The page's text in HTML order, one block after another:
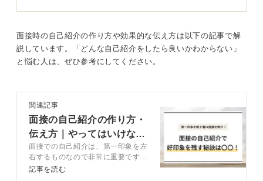
意識を持ちましょう。
制作過程を物語形式で書く！ 挑戦の意欲で締めよう
た学びをストーリー仕立てで語り、あなたの思考の深さ
を示します。
そして最後に、「今後は〇〇の領域に挑戦し、△△のよ
うな価値を生み出したい」と、未来への挑戦意欲を具体
的に掲げることで、あなたの将来性が伝わります。
面接時の自己紹介の作り方や効果的な伝え方は以下の記事で解
説しています。「どんな自己紹介をしたら良いかわからない」
と悩む人は、ぜひ参考にしてください。
関連記事
面接の自己紹介の作り方・
伝え方｜やってはいけない
NG例も紹介
面接での自己紹介は、第一印象を左
右するものなので非常に重要です。
自己紹介をするのは短時間ですが、
記事を読む